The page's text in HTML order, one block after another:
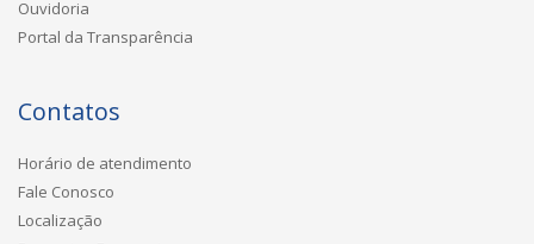
Ouvidoria
Portal da Transparência
Contatos
Horário de atendimento
Fale Conosco
Localização